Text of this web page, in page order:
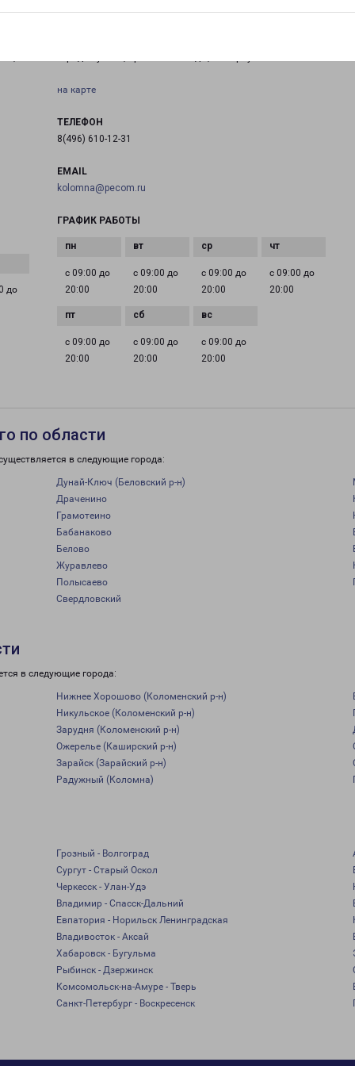
до
на карте
ТЕЛЕФОН
8(496) 610-12-31
EMAIL
kolomna@pecom.ru
ГРАФИК РАБОТЫ
с 09:00 до
20:00
с 09:00 до
20:00
с 09:00 до
20:00
с 09:00 до
20:00
с 09:00 до
20:00
с 09:00 до
20:00
с 09:00 до
20:00
по области
в следующие города:
Дунай-Ключ (Беловский р-н)
Драченино
Грамотеино
Бабанаково
Белово
Журавлево
Полысаево
Свердловский
в следующие города:
Нижнее Хорошово (Коломенский р-н)
Никульское (Коломенский р-н)
Зарудня (Коломенский р-н)
Ожерелье (Каширский р-н)
Зарайск (Зарайский р-н)
Радужный (Коломна)
Грозный - Волгоград
Сургут - Старый Оскол
Черкесск - Улан-Удэ
Владимир - Спасск-Дальний
Евпатория - Норильск Ленинградская
Владивосток - Аксай
Хабаровск - Бугульма
Рыбинск - Дзержинск
Комсомольск-на-Амуре - Тверь
Санкт-Петербург - Воскресенск